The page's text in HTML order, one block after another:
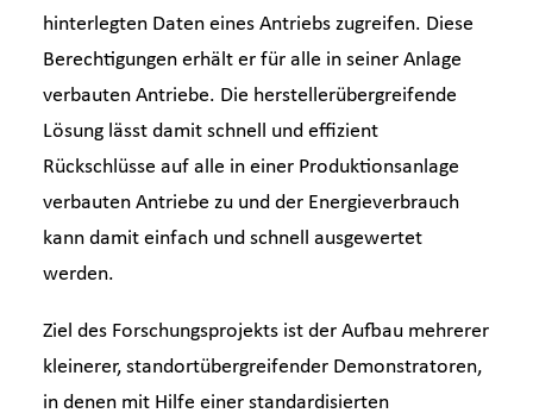
hinterlegten Daten eines Antriebs zugreifen. Diese
Berechtigungen erhält er für alle in seiner Anlage
verbauten Antriebe. Die herstellerübergreifende
Lösung lässt damit schnell und effizient
Rückschlüsse auf alle in einer Produktionsanlage
verbauten Antriebe zu und der Energieverbrauch
kann damit einfach und schnell ausgewertet
werden.
Ziel des Forschungsprojekts ist der Aufbau mehrerer
kleinerer, standortübergreifender Demonstratoren,
in denen mit Hilfe einer standardisierten